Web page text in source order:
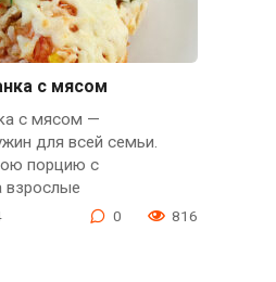
с мясом
с мясом —
для всей семьи.
порцию с
взрослые
0 816